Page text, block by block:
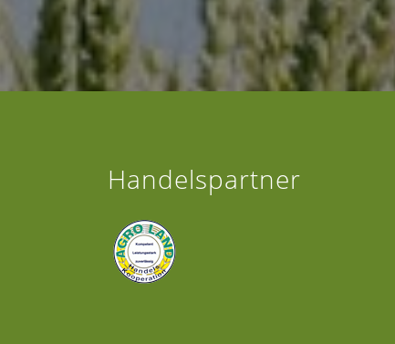
Handelspartner